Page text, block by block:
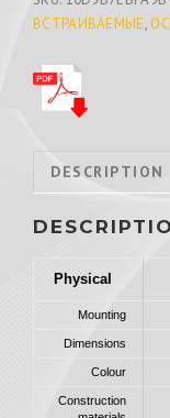
ВСТРАИВАЕМЫЕ,
DESCRIPTION
Physical
Mounting
Dimensions
Colour
Construction